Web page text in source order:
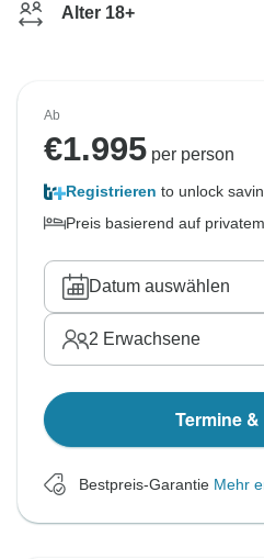
Alter 18+
Ab
€1.995 per person
Registrieren to unlock
Preis basierend auf
Datum auswählen
2 Erwachsene
Termine
Bestpreis-Garantie Mehr